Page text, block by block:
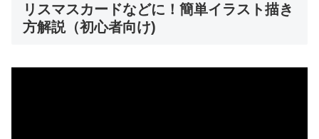
リスマスカードなどに！簡単イラスト描き
方解説（初心者向け)